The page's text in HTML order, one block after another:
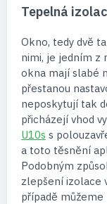
Tepelná
Okno, tedy dvě
nimi, je jedním z
okna mají slabé
přestanou
neposkytují tak
přicházejí vhod
U10s s
a toto těsnění
Podobným
zlepšení izolace
případě